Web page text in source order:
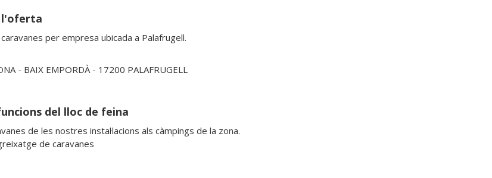
l'oferta
per empresa ubicada a Palafrugell.
- BAIX EMPORDÀ - 17200 PALAFRUGELL
del lloc de feina
de les nostres instal·lacions als càmpings de la zona.
de caravanes